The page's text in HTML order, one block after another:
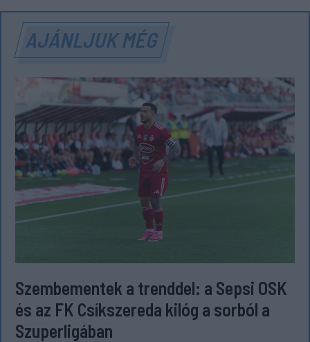
AJÁNLJUK MÉG
Szembementek a trenddel: a Sepsi OSK
és az FK Csíkszereda kilóg a sorból a
Szuperligában